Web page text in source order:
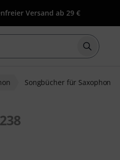
Versand ab 29 €
Suche
Songbücher für Saxophon
238